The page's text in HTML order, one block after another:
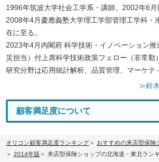
1996年筑波大学社会工学系・講師。2002年6月
2008年4月慶應義塾大学理工学部管理工学科・
在に至る。
2023年4月内閣府 科学技術・イノベーション
災担当）付上席科学技術政策フェロー（非常勤）
研究分野は応用統計解析、品質管理、マーケテ
≫鈴木
顧客満足度について
オリコン顧客満足度ランキング
おすすめの来店型保険
2014年版
来店型保険ショップの北海道・東北ラン